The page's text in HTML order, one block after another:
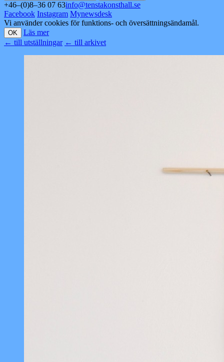
+46–(0)8–36 07 63info@tenstakonsthall.se
Facebook Instagram Mynewsdesk
Vi använder cookies för funktions- och översättningsändamål.
OK
Läs mer
← till utställningar ← till arkivet